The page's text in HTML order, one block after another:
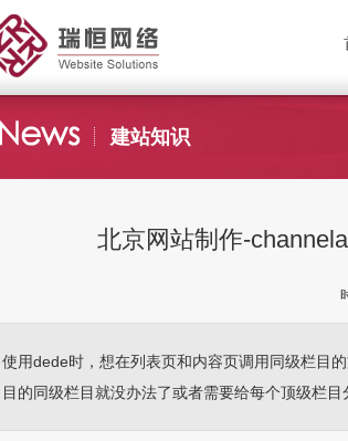
建站知识
北京网站制作-
使用dede时，想在列表页和内容页调用同级栏目
目的同级栏目就没办法了或者需要给每个顶级栏目